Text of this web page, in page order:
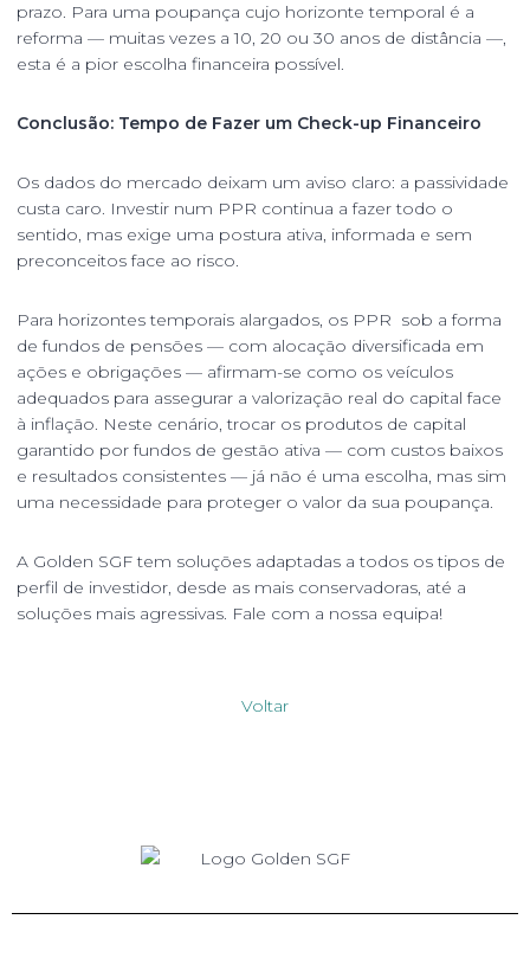
prazo. Para uma poupança cujo horizonte temporal é a
reforma — muitas vezes a 10, 20 ou 30 anos de distância —,
esta é a pior escolha financeira possível.
Conclusão: Tempo de Fazer um Check-up Financeiro
Os dados do mercado deixam um aviso claro: a passividade
custa caro. Investir num PPR continua a fazer todo o
sentido, mas exige uma postura ativa, informada e sem
preconceitos face ao risco.
Para horizontes temporais alargados, os PPR sob a forma
de fundos de pensões — com alocação diversificada em
ações e obrigações — afirmam-se como os veículos
adequados para assegurar a valorização real do capital face
à inflação. Neste cenário, trocar os produtos de capital
garantido por fundos de gestão ativa — com custos baixos
e resultados consistentes — já não é uma escolha, mas sim
uma necessidade para proteger o valor da sua poupança.
A Golden SGF tem soluções adaptadas a todos os tipos de
perfil de investidor, desde as mais conservadoras, até a
soluções mais agressivas. Fale com a nossa equipa!
Voltar